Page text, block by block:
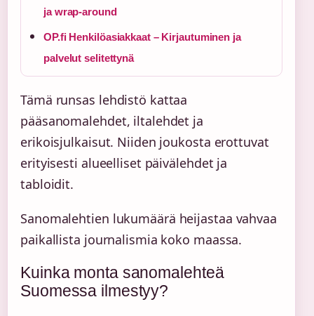
ja wrap-around
OP.fi Henkilöasiakkaat – Kirjautuminen ja
palvelut selitettynä
Tämä runsas lehdistö kattaa
pääsanomalehdet, iltalehdet ja
erikoisjulkaisut. Niiden joukosta erottuvat
erityisesti alueelliset päivälehdet ja
tabloidit.
Sanomalehtien lukumäärä heijastaa vahvaa
paikallista journalismia koko maassa.
Kuinka monta sanomalehteä
Suomessa ilmestyy?